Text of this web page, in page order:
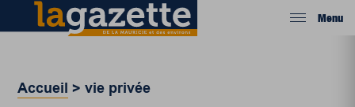
Menu
Accueil >vie privée